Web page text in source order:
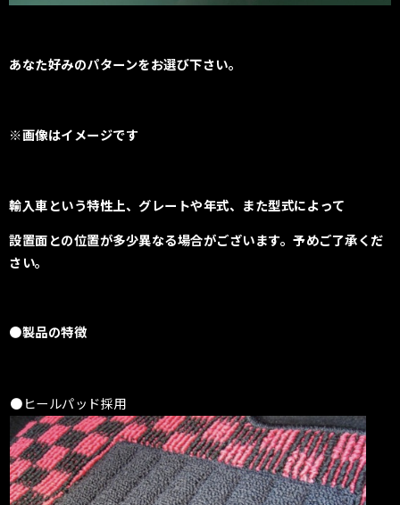
あなた好みのパターンをお選び下さい。
※画像はイメージです
輸入車という特性上、グレートや年式、また型式によって
設置面との位置が多少異なる場合がございます。予めご了承くだ
さい。
●製品の特徴
●ヒールパッド採用